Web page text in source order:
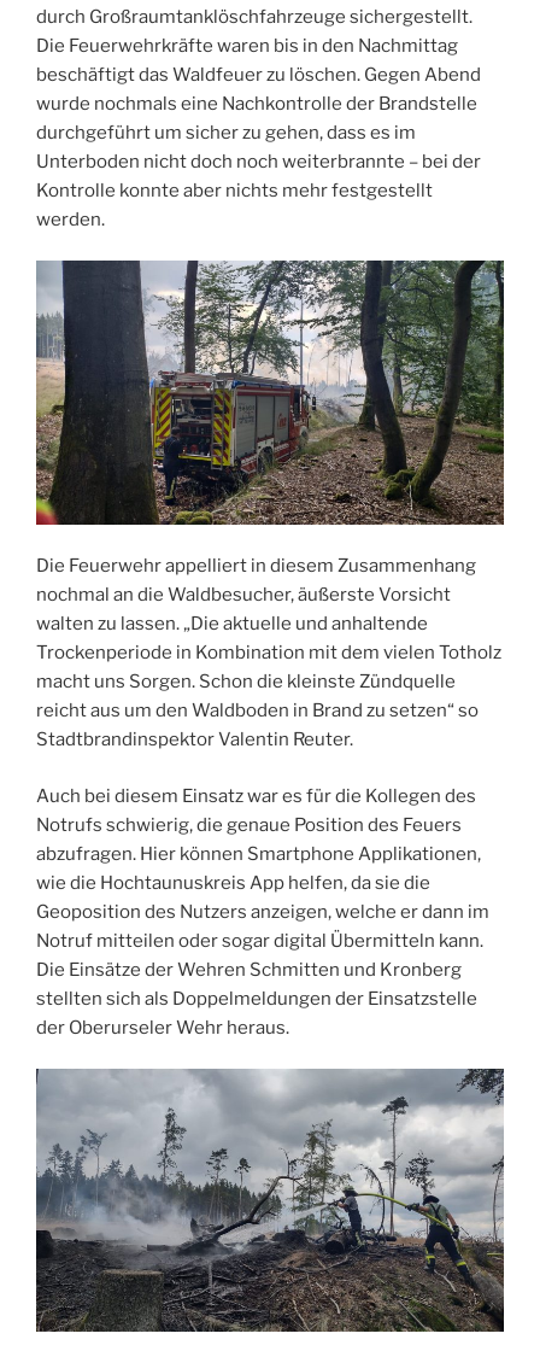
durch Großraumtanklöschfahrzeuge sichergestellt.
Die Feuerwehrkräfte waren bis in den Nachmittag
beschäftigt das Waldfeuer zu löschen. Gegen Abend
wurde nochmals eine Nachkontrolle der Brandstelle
durchgeführt um sicher zu gehen, dass es im
Unterboden nicht doch noch weiterbrannte – bei der
Kontrolle konnte aber nichts mehr festgestellt
werden.
Die Feuerwehr appelliert in diesem Zusammenhang
nochmal an die Waldbesucher, äußerste Vorsicht
walten zu lassen. „Die aktuelle und anhaltende
Trockenperiode in Kombination mit dem vielen Totholz
macht uns Sorgen. Schon die kleinste Zündquelle
reicht aus um den Waldboden in Brand zu setzen“ so
Stadtbrandinspektor Valentin Reuter.
Auch bei diesem Einsatz war es für die Kollegen des
Notrufs schwierig, die genaue Position des Feuers
abzufragen. Hier können Smartphone Applikationen,
wie die Hochtaunuskreis App helfen, da sie die
Geoposition des Nutzers anzeigen, welche er dann im
Notruf mitteilen oder sogar digital Übermitteln kann.
Die Einsätze der Wehren Schmitten und Kronberg
stellten sich als Doppelmeldungen der Einsatzstelle
der Oberurseler Wehr heraus.